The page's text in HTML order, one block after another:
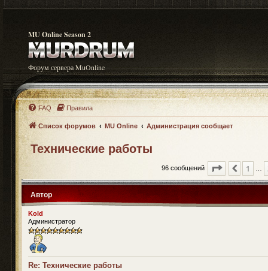
MU Online Season 2
Форум сервера MuOnline
FAQ Правила
Список форумов MU Online Администрация сообщает
Технические работы
96 сообщений Страница7
Пред.
1
Автор
Kold
Администратор
Re: Технические работы